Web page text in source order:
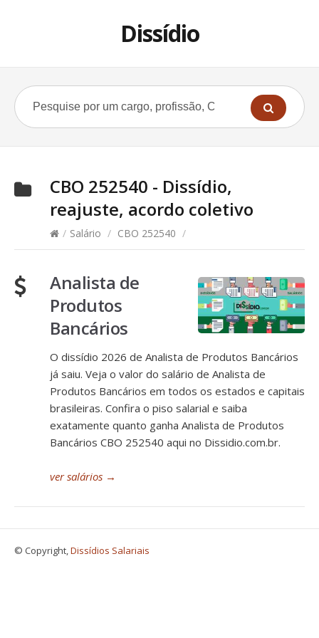
Dissídio
CBO 252540 - Dissídio,
reajuste, acordo coletivo
/ Salário / CBO 252540 /
Analista de
Produtos
Bancários
O dissídio 2026 de Analista de Produtos Bancários
já saiu. Veja o valor do salário de Analista de
Produtos Bancários em todos os estados e capitais
brasileiras. Confira o piso salarial e saiba
exatamente quanto ganha Analista de Produtos
Bancários CBO 252540 aqui no Dissidio.com.br.
ver salários →
© Copyright,Dissídios Salariais